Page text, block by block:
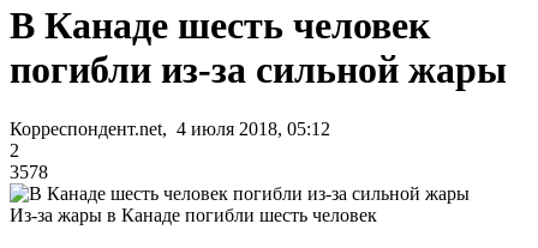
В Канаде шесть человек
погибли из-за сильной жары
Корреспондент.net, 4 июля 2018, 05:12
2
3578
Из-за жары в Канаде погибли шесть человек